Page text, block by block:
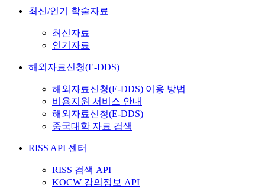
최신/인기 학술자료
최신자료
인기자료
해외자료신청(E-DDS)
해외자료신청(E-DDS) 이용 방법
비용지원 서비스 안내
해외자료신청(E-DDS)
중국대학 자료 검색
RISS API 센터
RISS 검색 API
KOCW 강의정보 API